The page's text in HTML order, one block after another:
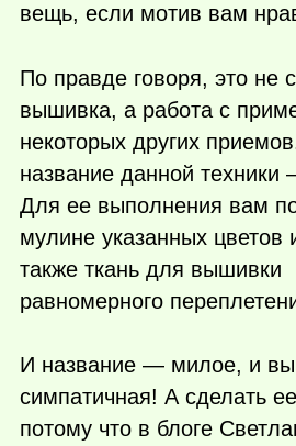
вещь, если мотив вам
По правде говоря, это не
вышивка, а работа с
некоторых других
название данной техники
Для ее выполнения вам
мулине указанных
также ткань для вышивки
равномерного
И название — милое, и
симпатичная! А сделать
потому что в блоге